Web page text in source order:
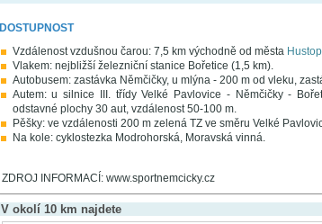
DOSTUPNOST
Vzdálenost vzdušnou čarou: 7,5 km východně od města
Vlakem: nejbližší železniční stanice Bořetice (1,5 km).
Autobusem: zastávka Němčičky, u mlýna - 200 m od vleku,
Autem: u silnice III. třídy Velké Pavlovice - Němčičky -
odstavné plochy 30 aut, vzdálenost 50-100 m.
Pěšky: ve vzdálenosti 200 m zelená TZ ve směru Velké
Na kole: cyklostezka Modrohorská, Moravská vinná.
ZDROJ INFORMACÍ: www.sportnemcicky.cz
V okolí 10 km najdete